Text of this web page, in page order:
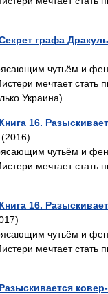
графа
чутьём и
мечтает стать
Украина)
16.
(2016)
чутьём и
мечтает стать
16.
чутьём и
мечтает стать